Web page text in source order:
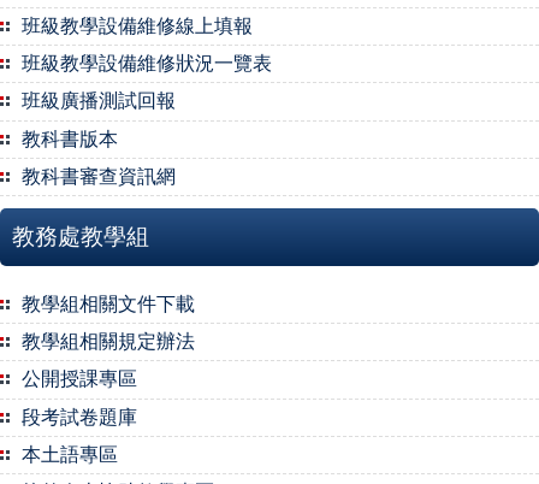
班級教學設備維修線上填報
班級教學設備維修狀況一覽表
班級廣播測試回報
教科書版本
教科書審查資訊網
教務處教學組
教學組相關文件下載
教學組相關規定辦法
公開授課專區
段考試卷題庫
本土語專區